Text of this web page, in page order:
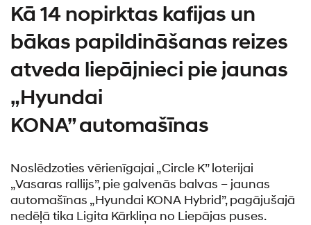
Kā 14 nopirktas kafijas un
bākas papildināšanas reizes
atveda liepājnieci pie jaunas
„Hyundai
KONA” automašīnas
Noslēdzoties vērienīgajai „Circle K” loterijai
„Vasaras rallijs”, pie galvenās balvas – jaunas
automašīnas „Hyundai KONA Hybrid”, pagājušajā
nedēļā tika Ligita Kārkliņa no Liepājas puses.